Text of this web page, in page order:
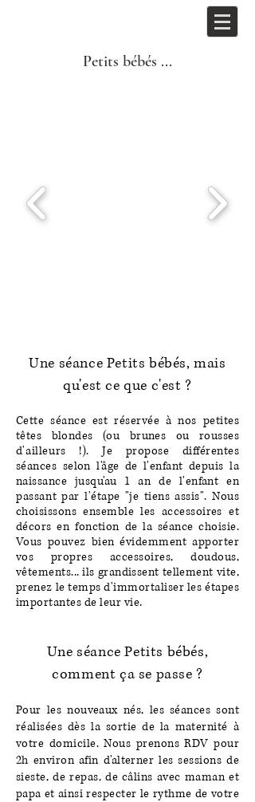
Petits bébés ...
Une séance Petits bébés, mais
qu'est ce que c'est ?
Cette séance est réservée à nos petites
têtes blondes (ou brunes ou rousses
d'ailleurs !). Je propose différentes
séances selon l'âge de l'enfant​ depuis la
naissance jusqu'au 1 an de l'enfant en
passant par l'étape "je tiens assis". Nous
choisissons ensemble les accessoires et
décors en fonction de la séance choisie.
Vous pouvez bien évidemment apporter
vos propres accessoires, doudous,
vêtements... ils grandissent tellement vite,
prenez le temps d'immortaliser les étapes
importantes de leur vie.
Une séance Petits bébés,
comment ça se passe ?
Pour les nouveaux nés, les séances sont
réalisées dès la sortie de la maternité à
votre domicile. Nous prenons RDV pour
2h environ afin d'alterner les sessions de
sieste, de repas, de câlins avec maman et
papa et ainsi respecter le rythme de votre